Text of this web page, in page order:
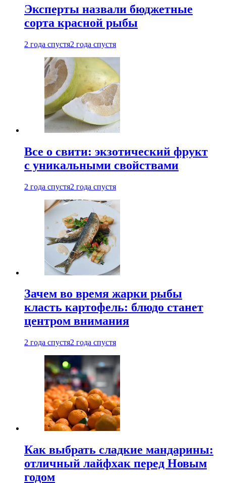
Эксперты назвали бюджетные
сорта красной рыбы
2 года спустя2 года спустя
Все о свити: экзотический фрукт
с уникальными свойствами
2 года спустя2 года спустя
Зачем во время жарки рыбы
класть картофель: блюдо станет
центром внимания
2 года спустя2 года спустя
Как выбрать сладкие мандарины:
отличный лайфхак перед Новым
годом